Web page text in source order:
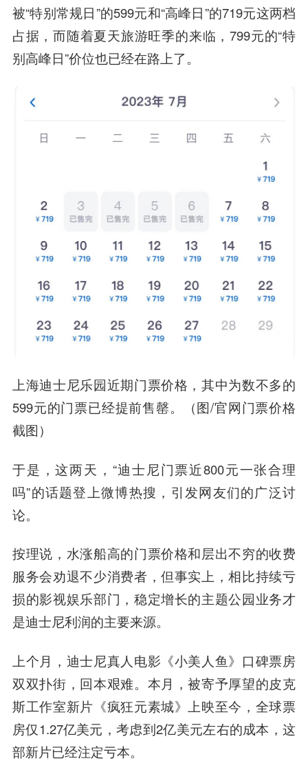
被“特别常规日”的599元和“高峰日”的719元这两档
占据，而随着夏天旅游旺季的来临，799元的“特
别高峰日”价位也已经在路上了。
上海迪士尼乐园近期门票价格，其中为数不多的
599元的门票已经提前售罄。（图/官网门票价格
截图）
于是，这两天，“迪士尼门票近800元一张合理
吗”的话题登上微博热搜，引发网友们的广泛讨
论。
按理说，水涨船高的门票价格和层出不穷的收费
服务会劝退不少消费者，但事实上，相比持续亏
损的影视娱乐部门，稳定增长的主题公园业务才
是迪士尼利润的主要来源。
上个月，迪士尼真人电影《小美人鱼》口碑票房
双双扑街，回本艰难。本月，被寄予厚望的皮克
斯工作室新片《疯狂元素城》上映至今，全球票
房仅1.27亿美元，考虑到2亿美元左右的成本，这
部新片已经注定亏本。